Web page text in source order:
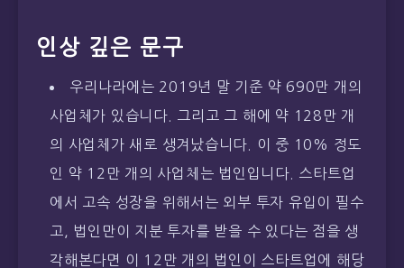
인상 깊은 문구
우리나라에는 2019년 말 기준 약 690만 개의
사업체가 있습니다. 그리고 그 해에 약 128만 개
의 사업체가 새로 생겨났습니다. 이 중 10% 정도
인 약 12만 개의 사업체는 법인입니다. 스타트업
에서 고속 성장을 위해서는 외부 투자 유입이 필수
고, 법인만이 지분 투자를 받을 수 있다는 점을 생
각해본다면 이 12만 개의 법인이 스타트업에 해당